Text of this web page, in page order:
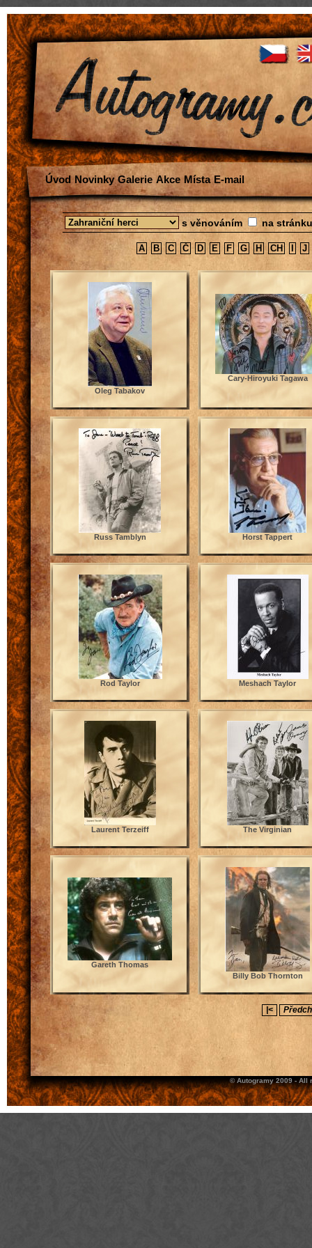
Úvod Novinky Galerie Akce Místa E-mail
s věnováním na
A B C Č D E F G H CH J
Oleg Tabakov
Cary-Hiroyuki Tagawa
Russ Tamblyn Horst Tappert
Rod Taylor Meshach Taylor
Laurent Terzeiff The Virginian
Gareth Thomas
Billy Bob Thornton
|<
© Autogramy 2009 -